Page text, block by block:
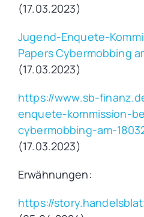
(17.03.2023)
Jugend-Enquete-
Papers Cybermobbing
(17.03.2023)
https://www.sb-
enquete-kommission-
cybermobbing-am-
(17.03.2023)
Erwähnungen:
https://